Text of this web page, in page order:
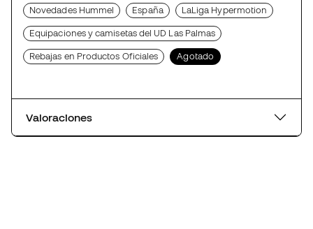
Novedades Hummel España LaLiga Hypermotion
Equipaciones y camisetas del UD Las Palmas
Rebajas en Productos Oficiales Agotado
Valoraciones